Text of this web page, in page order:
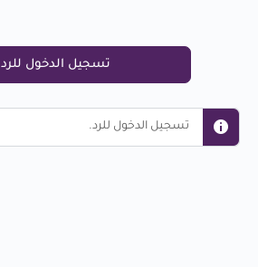
تسجيل الدخول للرد
تسجيل الدخول للرد.